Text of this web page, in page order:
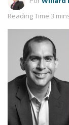
Reading Time:3